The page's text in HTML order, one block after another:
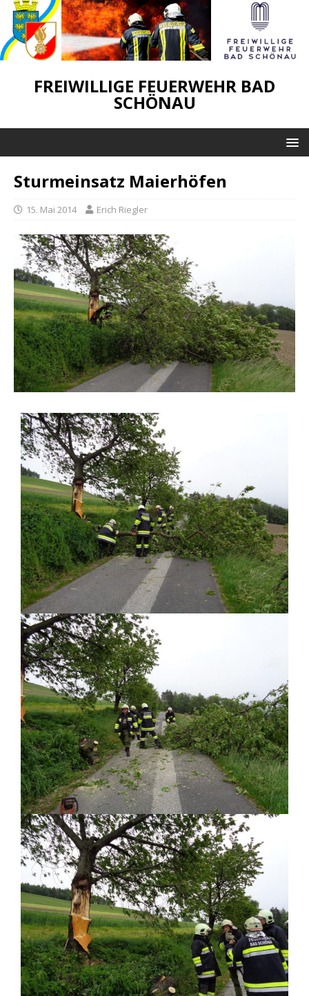
FREIWILLIGE FEUERWEHR BAD
SCHÖNAU
Sturmeinsatz Maierhöfen
15. Mai 2014 Erich Riegler